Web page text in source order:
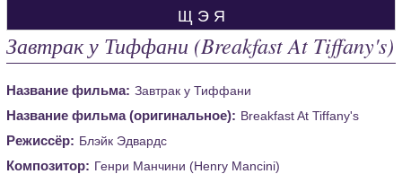
Щ Э Я
Завтрак у Тиффани (Breakfast At Tiffany's)
Название фильма: Завтрак у Тиффани
Название фильма (оригинальное): Breakfast At Tiffany's
Режиссёр: Блэйк Эдвардс
Композитор: Генри Манчини (Henry Mancini)